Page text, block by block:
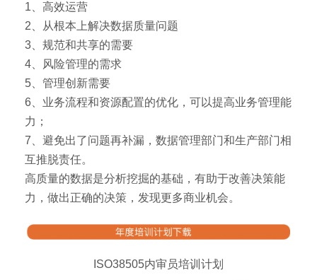
1、高效运营
2、从根本上解决数据质量问题
3、规范和共享的需要
4、风险管理的需求
5、管理创新需要
6、业务流程和资源配置的优化，可以提高业务管理能
力；
7、避免出了问题再补漏，数据管理部门和生产部门相
互推脱责任。
高质量的数据是分析挖掘的基础，有助于改善决策能
力，做出正确的决策，发现更多商业机会。
ISO38505内审员培训计划